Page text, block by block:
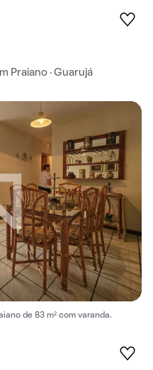
Praiano · Guarujá
de 83 m² com varanda.